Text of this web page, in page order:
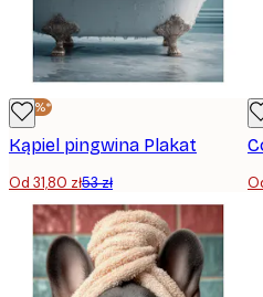
-40%*
Kąpiel pingwina Plakat
Od 31,80 zł53 zł
-